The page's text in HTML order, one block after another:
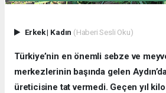
Erkek| Kadın (Haberi Sesli Oku)
Türkiye’nin en önemli sebze ve
merkezlerinin başında gelen
üreticisine tat vermedi. Geçen yıl